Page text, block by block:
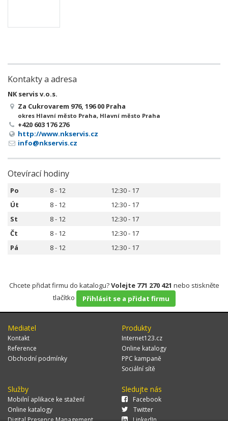
Kontakty a adresa
NK servis v.o.s.
Za Cukrovarem 976, 196 00 Praha
okres Hlavní město Praha, Hlavní město Praha
+420 603 176 276
http://www.nkservis.cz
info@nkservis.cz
Otevírací hodiny
Po 8 - 12
12:30 - 17
Út
8 - 12
12:30 - 17
St
8 - 12
12:30 - 17
Čt
8 - 12
12:30 - 17
Pá
8 - 12 12:30 - 17
Chcete přidat firmu do katalogu?Volejte 771 270 421 nebo stiskněte
tlačítko
Přihlásit se a přidat firmu
Mediatel
Kontakt
Reference
Obchodní podmínky
Produkty
Internet123.cz
Online katalogy
PPC kampaně
Sociální sítě
Služby
Mobilní aplikace ke stažení
Online katalogy
Sledujte nás
Facebook
Twitter